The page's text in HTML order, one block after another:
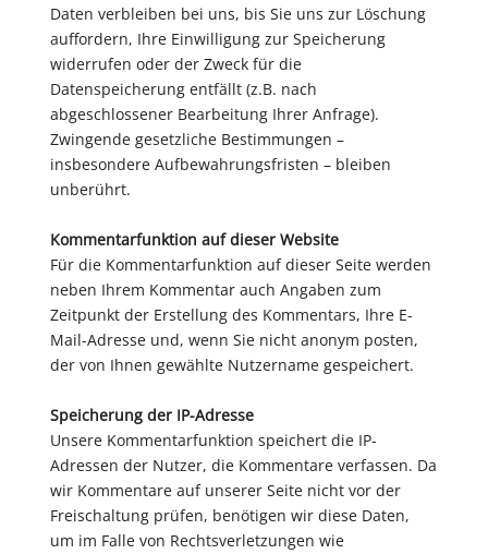
Daten verbleiben bei uns, bis Sie uns zur Löschung
auffordern, Ihre Einwilligung zur Speicherung
widerrufen oder der Zweck für die
Datenspeicherung entfällt (z.B. nach
abgeschlossener Bearbeitung Ihrer Anfrage).
Zwingende gesetzliche Bestimmungen –
insbesondere Aufbewahrungsfristen – bleiben
unberührt.
Kommentarfunktion auf dieser Website
Für die Kommentarfunktion auf dieser Seite werden
neben Ihrem Kommentar auch Angaben zum
Zeitpunkt der Erstellung des Kommentars, Ihre E-
Mail-Adresse und, wenn Sie nicht anonym posten,
der von Ihnen gewählte Nutzername gespeichert.
Speicherung der IP-Adresse
Unsere Kommentarfunktion speichert die IP-
Adressen der Nutzer, die Kommentare verfassen. Da
wir Kommentare auf unserer Seite nicht vor der
Freischaltung prüfen, benötigen wir diese Daten,
um im Falle von Rechtsverletzungen wie